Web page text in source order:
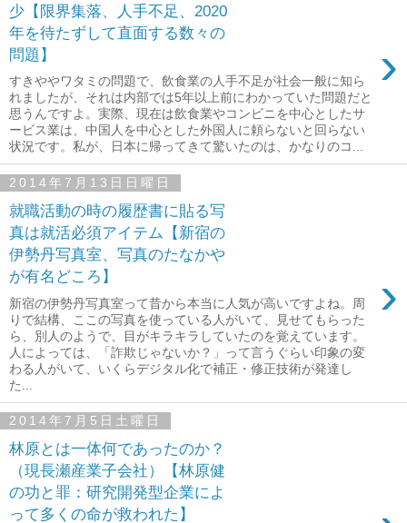
少【限界集落、人手不足、2020
年を待たずして直面する数々の
問題】
›
すきややワタミの問題で、飲食業の人手不足が社会一般に知ら
れましたが、それは内部では5年以上前にわかっていた問題だと
思うんですよ。実際、現在は飲食業やコンビニを中心としたサ
ービス業は、中国人を中心とした外国人に頼らないと回らない
状況です。私が、日本に帰ってきて驚いたのは、かなりのコ...
2014年7月13日日曜日
就職活動の時の履歴書に貼る写
真は就活必須アイテム【新宿の
伊勢丹写真室、写真のたなかや
が有名どころ】
›
新宿の伊勢丹写真室って昔から本当に人気が高いですよね。周
りで結構、ここの写真を使っている人がいて、見せてもらった
ら、別人のようで、目がキラキラしていたのを覚えています。
人によっては、「詐欺じゃないか？」って言うぐらい印象の変
わる人がいて、いくらデジタル化で補正・修正技術が発達し
た...
2014年7月5日土曜日
林原とは一体何であったのか？
（現長瀬産業子会社）【林原健
の功と罪：研究開発型企業によ
って多くの命が救われた】